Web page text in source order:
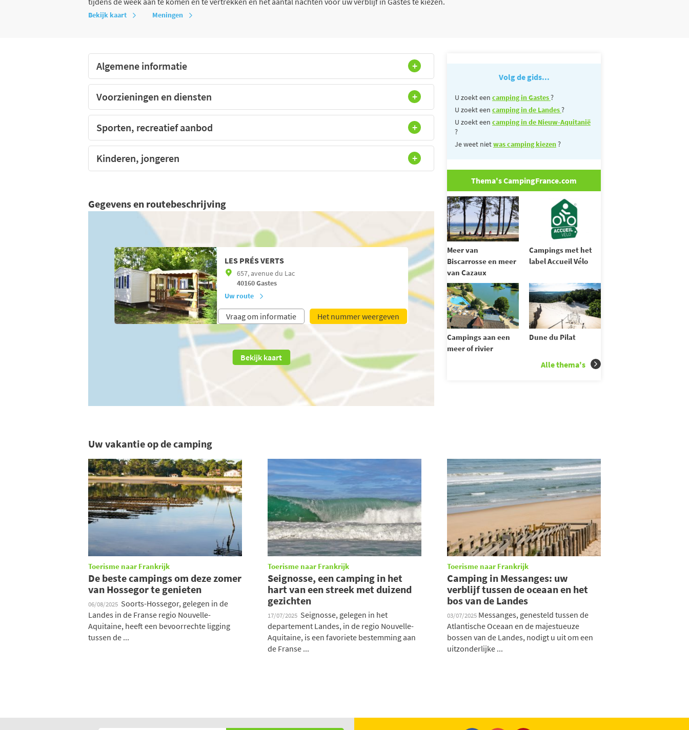
Bekijk kaart Meningen
Algemene informatie
Voorzieningen en diensten
Sporten, recreatief aanbod
Kinderen, jongeren
Gegevens en routebeschrijving
LES PRÉS VERTS
657, avenue du Lac
40160Gastes
Uw route
Vraag om informatie Het nummer weergeven
Bekijk kaart
Volg de gids...
U zoekt een camping in Gastes?
U zoekt een camping in de Landes?
U zoekt een camping in de Nieuw-Aquitanië
?
Je weet nietwas camping kiezen?
Thema's CampingFrance.com
Meer van
Biscarrosse en meer
van Cazaux
Campings met het
label Accueil Vélo
Campings aan een
meer of rivier
Dune du Pilat
Alle thema's
Uw vakantie op de camping
Toerisme naar Frankrijk
De beste campings om deze zomer
van Hossegor te genieten
06/08/2025 Soorts-Hossegor, gelegen in de
Landes in de Franse regio Nouvelle-
Aquitaine, heeft een bevoorrechte ligging
tussen de ...
Toerisme naar Frankrijk
Seignosse, een camping in het
hart van een streek met duizend
gezichten
17/07/2025 Seignosse, gelegen in het
departement Landes, in de regio Nouvelle-
Aquitaine, is een favoriete bestemming aan
de Franse ...
Toerisme naar Frankrijk
Camping in Messanges: uw
verblijf tussen de oceaan en het
bos van de Landes
03/07/2025 Messanges, genesteld tussen de
Atlantische Oceaan en de majestueuze
bossen van de Landes, nodigt u uit om een
uitzonderlijke ...